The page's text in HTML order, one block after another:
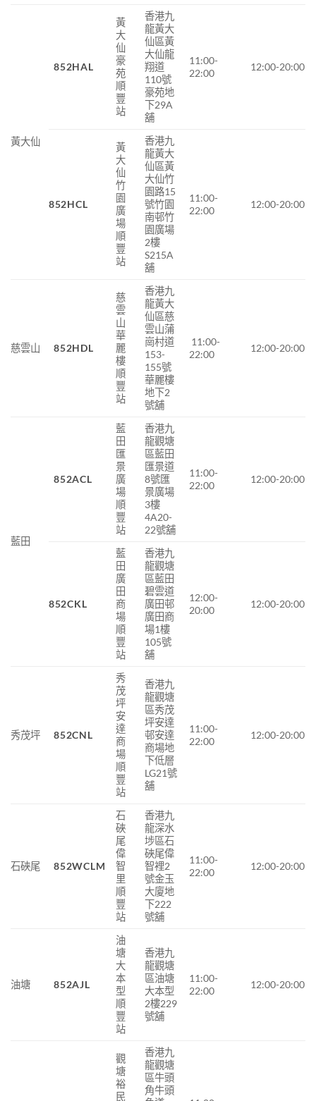
黃大仙
852HAL
黃
大
仙
豪
苑
順
豐
站
香港九
龍黃大
仙區黃
大仙龍
翔道
110號
豪苑地
下29A
舖
11:00-
22:00
12:00-20:00
852HCL
黃
大
仙
竹
園
廣
場
順
豐
站
香港九
龍黃大
仙區黃
大仙竹
園路15
號竹園
南邨竹
園廣場
2樓
S215A
舖
11:00-
22:00
12:00-20:00
慈雲山 852HDL
慈
雲
山
華
麗
樓
順
豐
站
香港九
龍黃大
仙區慈
雲山蒲
崗村道
153-
155號
華麗樓
地下2
號舖
11:00-
22:00
12:00-20:00
藍田
852ACL
藍
田
匯
景
廣
場
順
豐
站
香港九
龍觀塘
區藍田
匯景道
8號匯
景廣場
3樓
4A20-
22號舖
11:00-
22:00
12:00-20:00
852CKL
藍
田
廣
田
商
場
順
豐
站
香港九
龍觀塘
區藍田
碧雲道
廣田邨
廣田商
場1樓
105號
舖
12:00-
20:00
12:00-20:00
秀茂坪 852CNL
秀
茂
坪
安
達
商
場
順
豐
站
香港九
龍觀塘
區秀茂
坪安達
邨安達
商場地
下低層
LG21號
舖
11:00-
22:00
12:00-20:00
石硤尾 852WCLM
石
硤
尾
偉
智
里
順
豐
站
香港九
龍深水
埗區石
硤尾偉
智裡2
號金玉
大廈地
下222
號舖
11:00-
22:00
12:00-20:00
油塘 852AJL
油
塘
大
本
型
順
豐
站
香港九
龍觀塘
區油塘
大本型
2樓229
號舖
11:00-
22:00
12:00-20:00
觀
塘
裕
民
香港九
龍觀塘
區牛頭
角牛頭